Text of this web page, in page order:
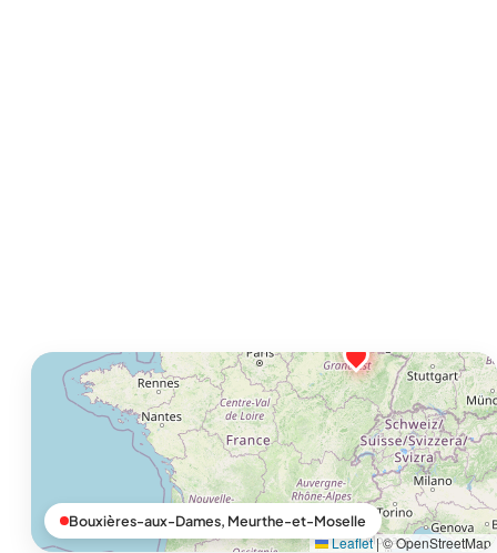
Leaflet |© OpenStreetMap
Bouxières-aux-Dames, Meurthe-et-Moselle